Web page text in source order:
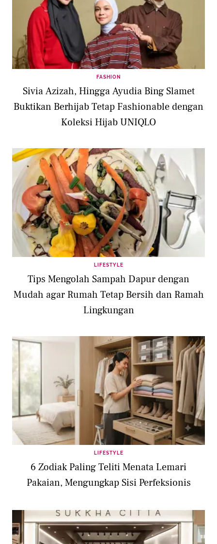
FASHION
Sivia Azizah, Hingga Ayudia Bing Slamet
Buktikan Berhijab Tetap Fashionable dengan
Koleksi Hijab UNIQLO
LIFESTYLE
Tips Mengolah Sampah Dapur dengan
Mudah agar Rumah Tetap Bersih dan Ramah
Lingkungan
LIFESTYLE
6 Zodiak Paling Teliti Menata Lemari
Pakaian, Mengungkap Sisi Perfeksionis